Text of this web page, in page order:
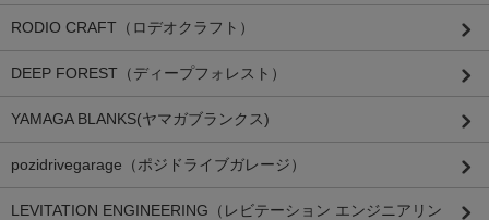
RODIO CRAFT（ロデオクラフト）
DEEP FOREST（ディープフォレスト）
YAMAGA BLANKS(ヤマガブランクス)
pozidrivegarage（ポジドライブガレージ）
LEVITATION ENGINEERING（レビテーション エンジニアリン